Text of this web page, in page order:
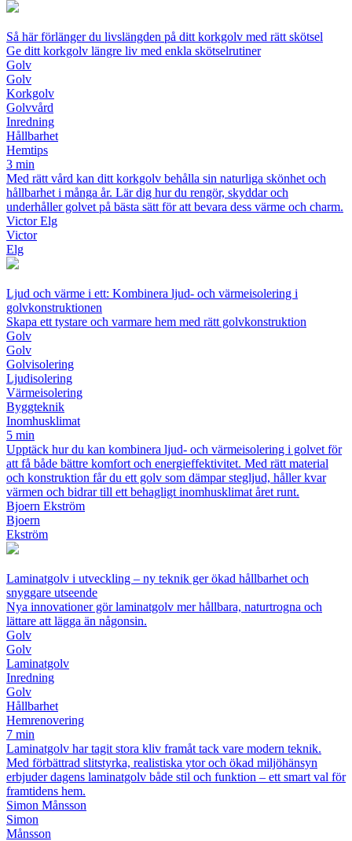
Så här förlänger du livslängden på ditt korkgolv med rätt skötsel
Ge ditt korkgolv längre liv med enkla skötselrutiner
Golv
Golv
Korkgolv
Golvvård
Inredning
Hållbarhet
Hemtips
3 min
Med rätt vård kan ditt korkgolv behålla sin naturliga skönhet och
hållbarhet i många år. Lär dig hur du rengör, skyddar och
underhåller golvet på bästa sätt för att bevara dess värme och charm.
Victor Elg
Victor
Elg
Ljud och värme i ett: Kombinera ljud- och värmeisolering i
golvkonstruktionen
Skapa ett tystare och varmare hem med rätt golvkonstruktion
Golv
Golv
Golvisolering
Ljudisolering
Värmeisolering
Byggteknik
Inomhusklimat
5 min
Upptäck hur du kan kombinera ljud- och värmeisolering i golvet för
att få både bättre komfort och energieffektivitet. Med rätt material
och konstruktion får du ett golv som dämpar stegljud, håller kvar
värmen och bidrar till ett behagligt inomhusklimat året runt.
Bjoern Ekström
Bjoern
Ekström
Laminatgolv i utveckling – ny teknik ger ökad hållbarhet och
snyggare utseende
Nya innovationer gör laminatgolv mer hållbara, naturtrogna och
lättare att lägga än någonsin.
Golv
Golv
Laminatgolv
Inredning
Golv
Hållbarhet
Hemrenovering
7 min
Laminatgolv har tagit stora kliv framåt tack vare modern teknik.
Med förbättrad slitstyrka, realistiska ytor och ökad miljöhänsyn
erbjuder dagens laminatgolv både stil och funktion – ett smart val för
framtidens hem.
Simon Månsson
Simon
Månsson